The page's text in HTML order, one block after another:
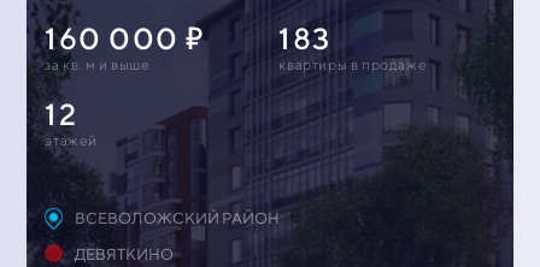
160 000
за кв. м и выше
183
квартиры в продаже
12
этажей
ВСЕВОЛОЖСКИЙ РАЙОН
ДЕВЯТКИНО